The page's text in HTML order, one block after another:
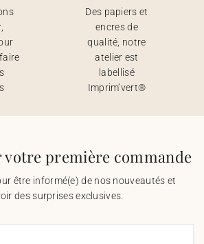
Des papiers et
encres de
qualité, notre
atelier est
labellisé
Imprim’vert®
votre première commande
être informé(e) de nos nouveautés et
des surprises exclusives.